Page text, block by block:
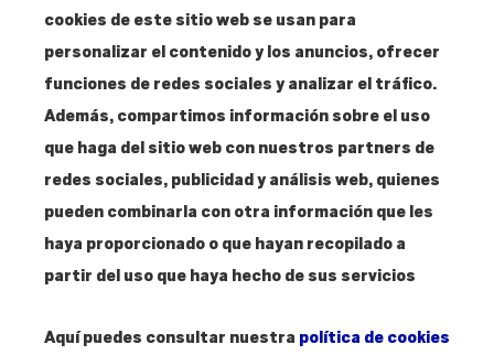
Contacto
T. 915 304 287
info@amigosmuseoreinasofia.org
Hazte
Amigo
cookies de este sitio web se usan para
personalizar el contenido y los anuncios, ofrecer
funciones de redes sociales y analizar el tráfico.
Además, compartimos información sobre el uso
que haga del sitio web con nuestros partners de
redes sociales, publicidad y análisis web, quienes
pueden combinarla con otra información que les
haya proporcionado o que hayan recopilado a
partir del uso que haya hecho de sus servicios
Aquí puedes consultar nuestra política de cookies